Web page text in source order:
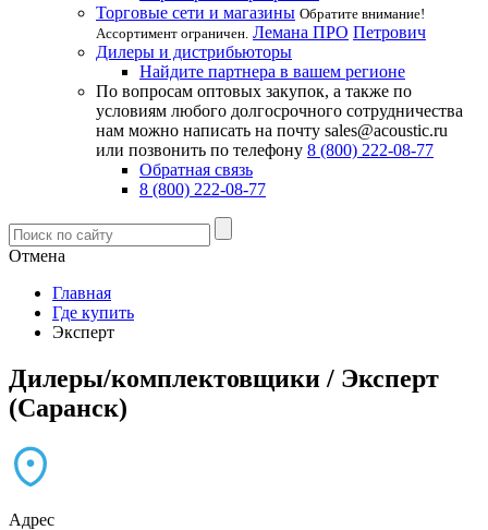
Торговые сети и магазины Обратите внимание!
Ассортимент ограничен. Лемана ПРО Петрович
Дилеры и дистрибьюторы
Найдите партнера в вашем регионе
По вопросам оптовых закупок, а также по
условиям любого долгосрочного сотрудничества
нам можно написать на почту sales@acoustic.ru
или позвонить по телефону 8 (800) 222-08-77
Обратная связь
8 (800) 222-08-77
Отмена
Главная
Где купить
Эксперт
Дилеры/комплектовщики / Эксперт
(Саранск)
Адрес